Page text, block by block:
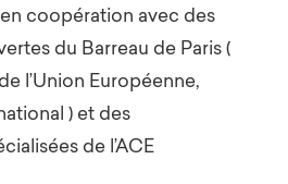
coopération avec des
du Barreau de Paris (
l’Union Européenne,
) et des
de l’ACE